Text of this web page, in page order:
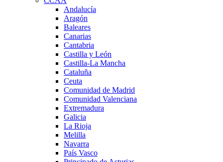
Andalucía
Aragón
Baleares
Canarias
Cantabria
Castilla y León
Castilla-La Mancha
Cataluña
Ceuta
Comunidad de Madrid
Comunidad Valenciana
Extremadura
Galicia
La Rioja
Melilla
Navarra
País Vasco